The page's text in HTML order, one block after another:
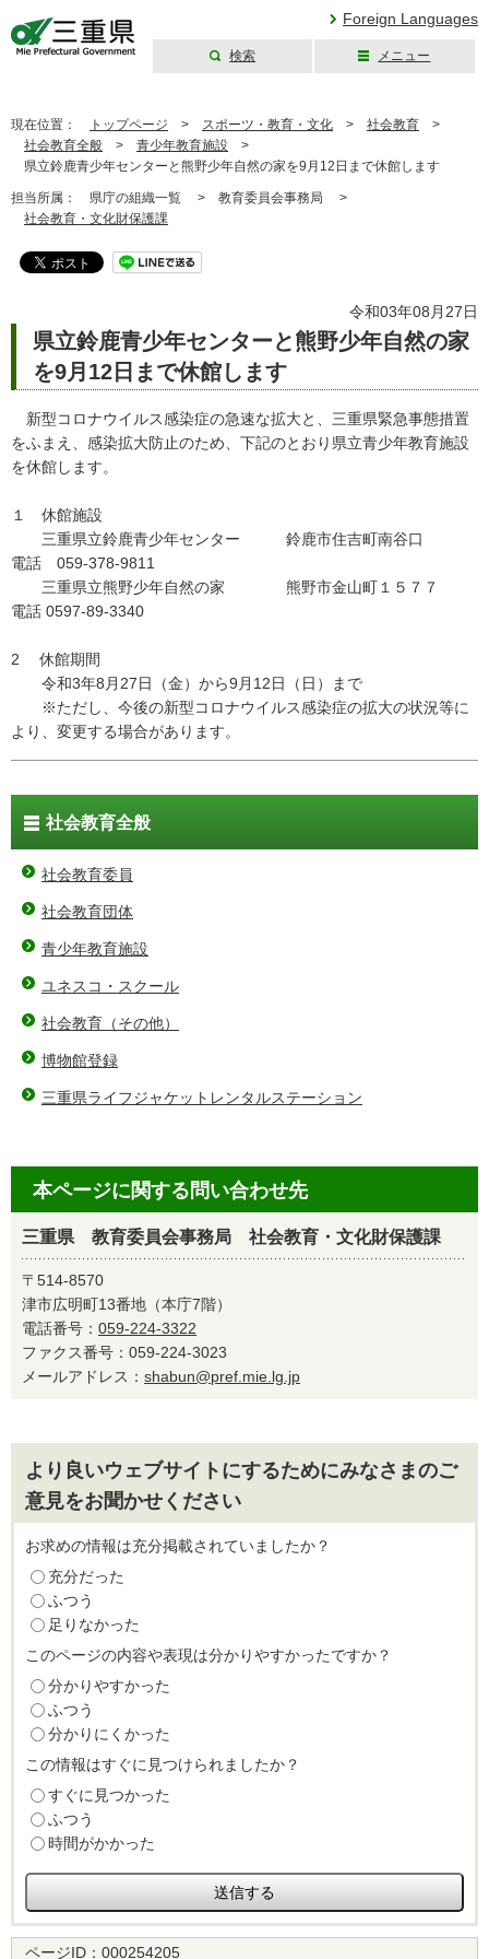
Foreign Languages
検索 メニュー
現在位置： トップページ > スポーツ・教育・文化 > 社会教育 >
社会教育全般 > 青少年教育施設 >
県立鈴鹿青少年センターと熊野少年自然の家を9月12日まで休館します
担当所属： 県庁の組織一覧 > 教育委員会事務局 >
社会教育・文化財保護課
令和03年08月27日
県立鈴鹿青少年センターと熊野少年自然の家
を9月12日まで休館します
新型コロナウイルス感染症の急速な拡大と、三重県緊急事態措置
をふまえ、感染拡大防止のため、下記のとおり県立青少年教育施設
を休館します。
１ 休館施設
三重県立鈴鹿青少年センター 鈴鹿市住吉町南谷口
電話 059-378-9811
三重県立熊野少年自然の家 熊野市金山町１５７７
電話 0597-89-3340
2 休館期間
令和3年8月27日（金）から9月12日（日）まで
※ただし、今後の新型コロナウイルス感染症の拡大の状況等に
より、変更する場合があります。
社会教育全般
社会教育委員
社会教育団体
青少年教育施設
ユネスコ・スクール
社会教育（その他）
博物館登録
三重県ライフジャケットレンタルステーション
本ページに関する問い合わせ先
三重県 教育委員会事務局 社会教育・文化財保護課
〒514-8570
津市広明町13番地（本庁7階）
電話番号： 059-224-3322
ファクス番号：059-224-3023
メールアドレス： shabun@pref.mie.lg.jp
より良いウェブサイトにするためにみなさまのご
意見をお聞かせください
お求めの情報は充分掲載されていましたか？
充分だった
ふつう
足りなかった
このページの内容や表現は分かりやすかったですか？
分かりやすかった
ふつう
分かりにくかった
この情報はすぐに見つけられましたか？
すぐに見つかった
ふつう
時間がかかった
ページID： 000254205